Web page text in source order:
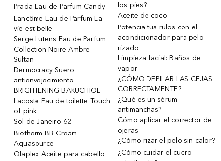
Prada Eau de Parfum Candy
Lancôme Eau de Parfum La
vie est belle
Serge Lutens Eau de Parfum
Collection Noire Ambre
Sultan
Dermocracy Suero
antienvejecimiento
BRIGHTENING BAKUCHIOL
Lacoste Eau de toilette Touch
of pink
Sol de Janeiro 62
Biotherm BB Cream
Aquasource
Olaplex Aceite para cabello
los pies?
Aceite de coco
Potencia tus rulos con el
acondicionador para pelo
rizado
Limpieza facial: Baños de
vapor
¿CÓMO DEPILAR LAS CEJAS
CORRECTAMENTE?
¿Qué es un sérum
antimanchas?
Cómo aplicar el corrector de
ojeras
¿Cómo rizar el pelo sin calor?
¿Cómo cuidar el cuero